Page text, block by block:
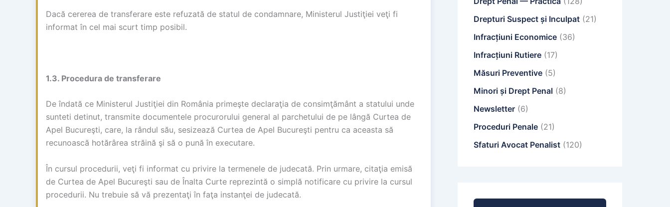
Dacă cererea de transferare este refuzată de statul de condamnare, Ministerul Justiţiei veţi fi
informat în cel mai scurt timp posibil.
1.3. Procedura de transferare
De îndată ce Ministerul Justiţiei din România primeşte declaraţia de consimţământ a statului unde
sunteti detinut, transmite documentele procurorului general al parchetului de pe lângă Curtea de
Apel Bucureşti, care, la rândul său, sesizează Curtea de Apel Bucureşti pentru ca aceasta să
recunoască hotărârea străină şi să o pună în executare.
În cursul procedurii, veţi fi informat cu privire la termenele de judecată. Prin urmare, citaţia emisă
de Curtea de Apel Bucureşti sau de Înalta Curte reprezintă o simplă notificare cu privire la cursul
procedurii. Nu trebuie să vă prezentaţi în faţa instanţei de judecată.
Drepturi Suspect și Inculpat (21)
Infracțiuni Economice (36)
Infracțiuni Rutiere (17)
Măsuri Preventive (5)
Minori și Drept Penal (8)
Newsletter (6)
Proceduri Penale (21)
Sfaturi Avocat Penalist (120)